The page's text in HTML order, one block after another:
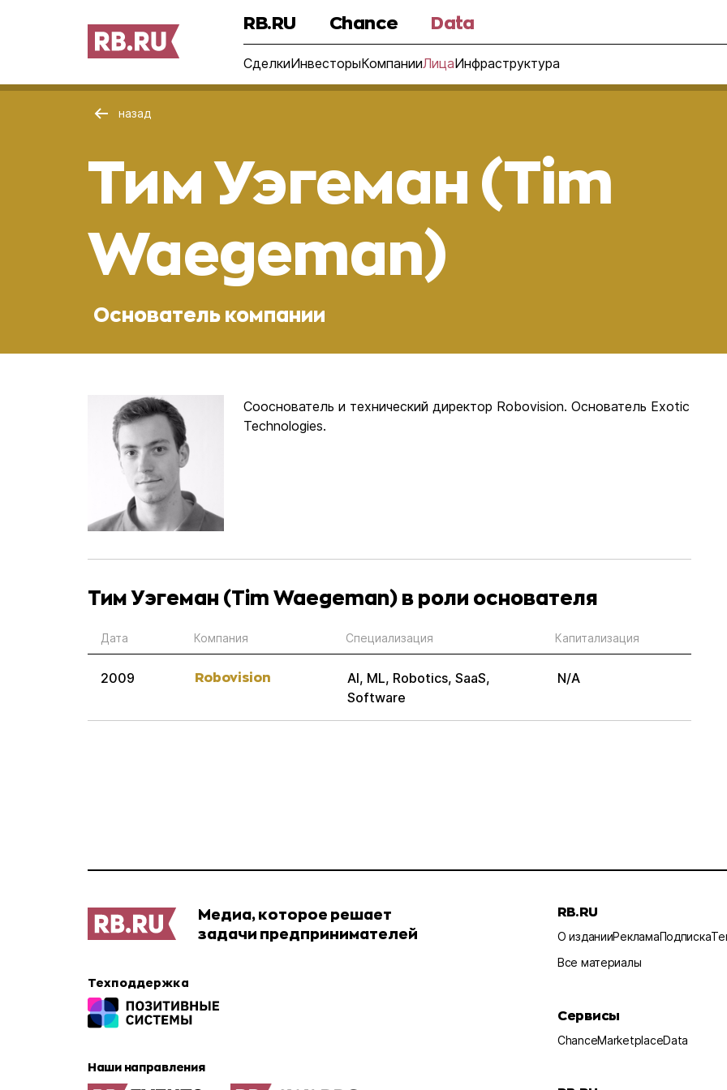
RB.RU Chance Data
СделкиИнвесторыКомпанииЛицаИнфраструктура
назад
Тим Уэгеман (Tim
Waegeman)
Основатель компании
Сооснователь и технический директор Robovision. Основатель Exotic
Technologies.
Тим Уэгеман (Tim Waegeman) в роли основателя
Дата Компания Специализация Капитализация
2009 Robovision AI, ML, Robotics, SaaS,
Software
N/A
Медиа, которое решает
задачи предпринимателей
Техподдержка
Наши направления
RB.RU
О изданииРекламаПодписка
Все материалы
Сервисы
ChanceMarketplaceData